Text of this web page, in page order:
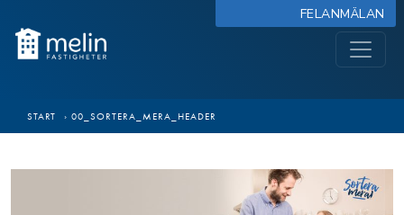
FELANMÄLAN
START › 00_SORTERA_MERA_HEADER